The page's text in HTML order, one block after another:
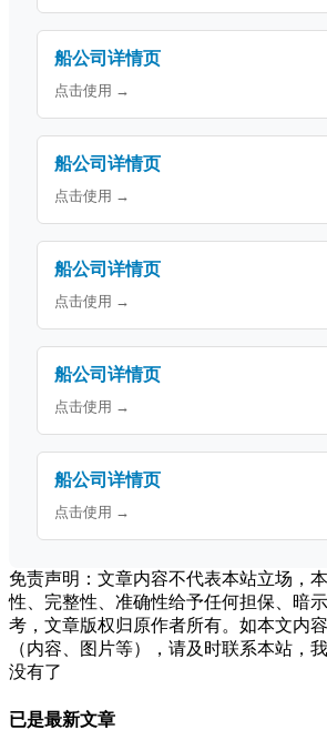
船公司详情页
点击使用 →
船公司详情页
点击使用 →
船公司详情页
点击使用 →
船公司详情页
点击使用 →
船公司详情页
点击使用 →
免责声明：文章内容不代表本站立场，
性、完整性、准确性给予任何担保、暗
考，文章版权归原作者所有。如本文内
（内容、图片等），请及时联系本站，
没有了
已是最新文章